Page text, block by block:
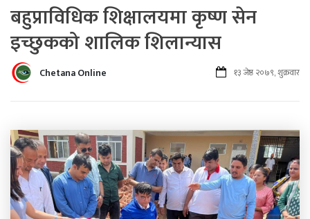
बहुप्राविधिक शिक्षालयमा कृष्ण सेन
इच्छुकको शालिक शिलान्यास
Chetana Online १३ जेष्ठ २०७९, शुक्रवार